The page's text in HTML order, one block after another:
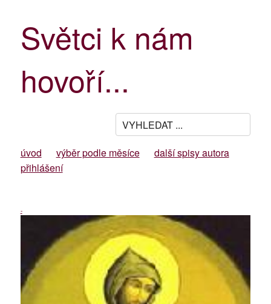
Světci k nám
hovoří...
úvod výběr podle měsíce
další spisy autora
přihlášení
-